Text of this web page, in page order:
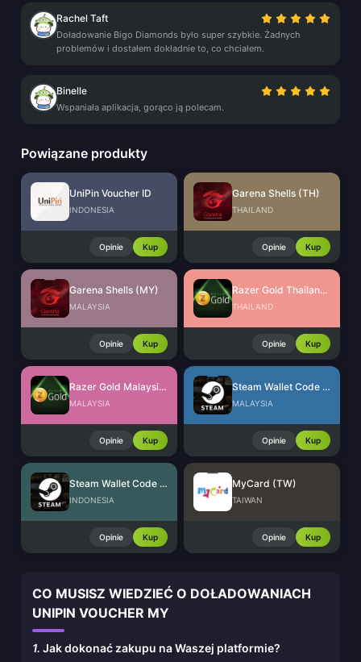
Rachel Taft
Doładowanie Bigo Diamonds było super szybkie. Żadnych
problemów i dostałem dokładnie to, co chciałem.
Binelle
Wspaniała aplikacja, gorąco ją polecam.
Powiązane produkty
UniPin Voucher ID
INDONESIA
Opinie Kup
Garena Shells (TH)
THAILAND
Opinie Kup
Garena Shells (MY)
MALAYSIA
Opinie Kup
Razer Gold Thailand (THB)
THAILAND
Opinie Kup
Razer Gold Malaysia (MYR)
MALAYSIA
Opinie Kup
Steam Wallet Code (MYR)
MALAYSIA
Opinie Kup
Steam Wallet Code (IDR)
INDONESIA
Opinie Kup
MyCard (TW)
TAIWAN
Opinie Kup
CO MUSISZ WIEDZIEĆ O DOŁADOWANIACH
UNIPIN VOUCHER MY
1. Jak dokonać zakupu na Waszej platformie?